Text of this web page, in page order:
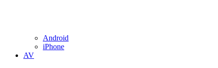
Android
iPhone
AV